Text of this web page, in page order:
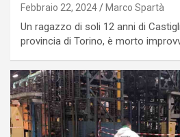
Febbraio 22, 2024 Marco Spartà
Un ragazzo di soli 12 anni di
provincia di Torino, è morto